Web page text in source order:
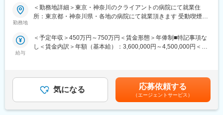
・地域医療機関との連携
・経営指標の分析および改善提案
担当施設の経営責任者として、収益改善から人材マネジメントま
で幅広く携わります。
多くの医療・介護施設では意思決定に制約がありますが、同ポジ
ションでは人事権および予算執行権限を持って施設運営を推進で
医療施設・介護施設の事務長候補として常駐し、数年以内には事
務長や施設長として、財務・組織運営・人材等の観点から業務改
験を活かすことができる環境です。
機的状況からの方向転換）を目的とし「医療機関に常駐し、継続
的に経営実務を行う」医療コンサルティング会社は業界で当社の
みです。経営管理の手法であるバランススコアカード（BSC）に
よる分析をベースに、理論だけでなく実際の経営改善に至るまで
勤務地
＜勤務地詳細＞東京・神奈川のクライアントの病院にて就業住
所：東京都・神奈川県・各地の病院にて就業頂きます 受動喫煙対
給与
＜予定年収＞450万円～750万円＜賃金形態＞年俸制■特記事項な
し＜賃金内訳＞年額（基本給）：3,600,000円～4,500,000円＜月
気になる 応募依頼する
（エージェントサービス）